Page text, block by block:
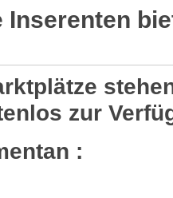
Inserenten
zur
: